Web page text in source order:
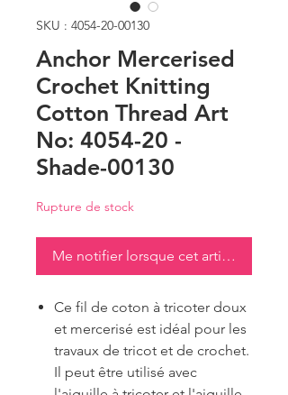
SKU : 4054-20-00130
Anchor Mercerised
Crochet Knitting
Cotton Thread Art
No: 4054-20 -
Shade-00130
Rupture de stock
Me notifier lorsque cet article est
Ce fil de coton à tricoter doux
et mercerisé est idéal pour les
travaux de tricot et de crochet.
Il peut être utilisé avec